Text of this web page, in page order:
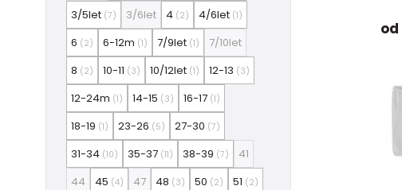
3/5let (7) 3/6let 4 (2) 4/6let (1)
6 (2) 6-12m (1) 7/9let (1)
7/10let
8 (2) 10-11 (3) 10/12let (1) 12-13 (3)
12-24m (1) 14-15 (3) 16-17 (1)
18-19 (1) 23-26 (5) 27-30 (7)
31-34 (10) 35-37 (11) 38-39 (7)
41
44
45 (4) 47 48 (3) 50 (2) 51 (2)
od